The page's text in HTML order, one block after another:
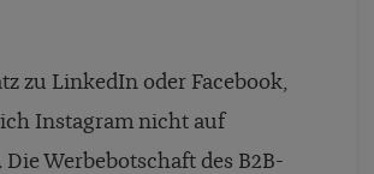
zu LinkedIn oder Facebook,
Instagram nicht auf
Werbebotschaft des B2B-